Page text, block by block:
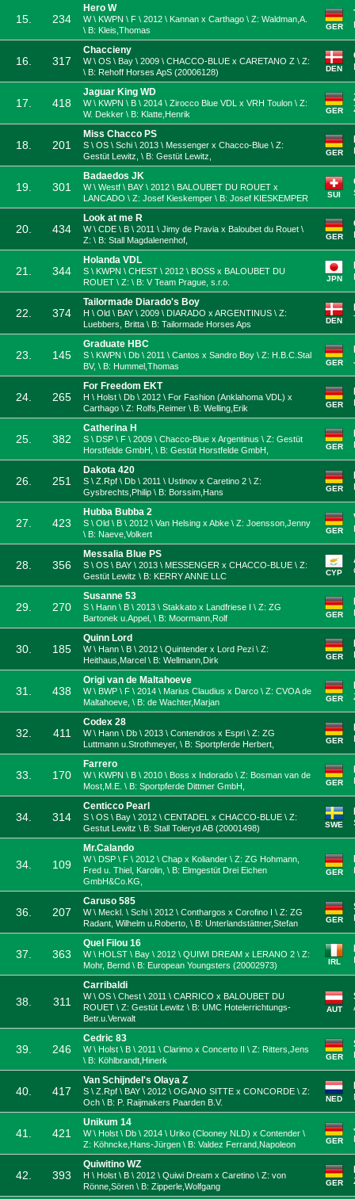
15. 234
Hero W
W \ KWPN \ F \ 2012 \ Kannan x Carthago \ Z: Waldman,A.
\ B: Kleis,Thomas
GER
16. 317
Chaccieny
W \ OS \ Bay \ 2009 \ CHACCO-BLUE x CARETANO Z \ Z:
\ B: Rehoff Horses ApS (20006128)
DEN
17. 418
Jaguar King WD
W \ KWPN \ B \ 2014 \ Zirocco Blue VDL x VRH Toulon \ Z:
W. Dekker \ B: Klatte,Henrik
GER
18. 201
Miss Chacco PS
S \ OS \ Schi \ 2013 \ Messenger x Chacco-Blue \ Z:
Gestüt Lewitz, \ B: Gestüt Lewitz,
GER
19. 301
Badaedos JK
W \ Westf \ BAY \ 2012 \ BALOUBET DU ROUET x
LANCADO \ Z: Josef Kieskemper \ B: Josef KIESKEMPER
SUI
20. 434
Look at me R
W \ CDE \ B \ 2011 \ Jimy de Pravia x Baloubet du Rouet \
Z: \ B: Stall Magdalenenhof,
GER
21. 344
Holanda VDL
S \ KWPN \ CHEST \ 2012 \ BOSS x BALOUBET DU
ROUET \ Z: \ B: V Team Prague, s.r.o.
JPN
22. 374
Tailormade Diarado's Boy
H \ Old \ BAY \ 2009 \ DIARADO x ARGENTINUS \ Z:
Luebbers, Britta \ B: Tailormade Horses Aps
DEN
23. 145
Graduate HBC
S \ KWPN \ Db \ 2011 \ Cantos x Sandro Boy \ Z: H.B.C.Stal
BV, \ B: Hummel,Thomas
GER
24. 265
For Freedom EKT
H \ Holst \ Db \ 2012 \ For Fashion (Anklahoma VDL) x
Carthago \ Z: Rolfs,Reimer \ B: Welling,Erik
GER
25. 382
Catherina H
S \ DSP \ F \ 2009 \ Chacco-Blue x Argentinus \ Z: Gestüt
Horstfelde GmbH, \ B: Gestüt Horstfelde GmbH,
GER
26. 251
Dakota 420
S \ Z.Rpf \ Db \ 2011 \ Ustinov x Caretino 2 \ Z:
Gysbrechts,Philip \ B: Borssim,Hans
GER
27. 423
Hubba Bubba 2
S \ Old \ B \ 2012 \ Van Helsing x Abke \ Z: Joensson,Jenny
\ B: Naeve,Volkert
GER
28. 356
Messalia Blue PS
S \ OS \ BAY \ 2013 \ MESSENGER x CHACCO-BLUE \ Z:
Gestüt Lewitz \ B: KERRY ANNE LLC
CYP
29. 270
Susanne 53
S \ Hann \ B \ 2013 \ Stakkato x Landfriese I \ Z: ZG
Bartonek u.Appel, \ B: Moormann,Rolf
GER
30. 185
Quinn Lord
W \ Hann \ B \ 2012 \ Quintender x Lord Pezi \ Z:
Heithaus,Marcel \ B: Wellmann,Dirk
GER
31. 438
Origi van de Maltahoeve
W \ BWP \ F \ 2014 \ Marius Claudius x Darco \ Z: CVOA de
Maltahoeve, \ B: de Wachter,Marjan
GER
32. 411
Codex 28
W \ Hann \ Db \ 2013 \ Contendros x Espri \ Z: ZG
Luttmann u.Strothmeyer, \ B: Sportpferde Herbert,
GER
33. 170
Farrero
W \ KWPN \ B \ 2010 \ Boss x Indorado \ Z: Bosman van de
Most,M.E. \ B: Sportpferde Dittmer GmbH,
GER
34. 314
Centicco Pearl
S \ OS \ Bay \ 2012 \ CENTADEL x CHACCO-BLUE \ Z:
Gestut Lewitz \ B: Stall Toleryd AB (20001498)
SWE
34. 109
Mr.Calando
W \ DSP \ F \ 2012 \ Chap x Koliander \ Z: ZG Hohmann,
Fred u. Thiel, Karolin, \ B: Elmgestüt Drei Eichen
GmbH&Co.KG,
GER
36. 207
Caruso 585
W \ Meckl. \ Schi \ 2012 \ Conthargos x Corofino I \ Z: ZG
Radant, Wilhelm u.Roberto, \ B: Unterlandstättner,Stefan
GER
37. 363
Quel Filou 16
W \ HOLST \ Bay \ 2012 \ QUIWI DREAM x LERANO 2 \ Z:
Mohr, Bernd \ B: European Youngsters (20002973)
IRL
38. 311
Carribaldi
W \ OS \ Chest \ 2011 \ CARRICO x BALOUBET DU
ROUET \ Z: Gestüt Lewitz \ B: UMC Hotelerrichtungs-
Betr.u.Verwalt
AUT
39. 246
Cedric 83
W \ Holst \ B \ 2011 \ Clarimo x Concerto II \ Z: Ritters,Jens
\ B: Köhlbrandt,Hinerk
GER
40. 417
Van Schijndel's Olaya Z
S \ Z.Rpf \ BAY \ 2012 \ OGANO SITTE x CONCORDE \ Z:
Och \ B: P. Raijmakers Paarden B.V.
NED
41. 421
Unikum 14
W \ Holst \ Db \ 2014 \ Uriko (Clooney NLD) x Contender \
Z: Köhncke,Hans-Jürgen \ B: Valdez Ferrand,Napoleon
GER
42. 393
Quiwitino WZ
H \ Holst \ B \ 2012 \ Quiwi Dream x Caretino \ Z: von
Rönne,Sören \ B: Zipperle,Wolfgang
GER